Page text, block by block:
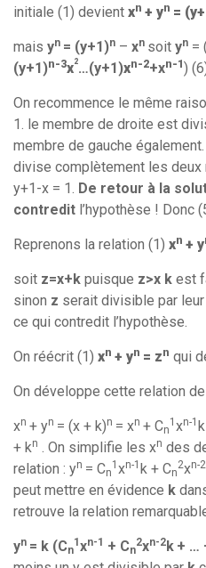
initiale (1) devient xn + yn =
mais yn = (y+1)n – xn soit yn =
(y+1)n-3x2…(y+1)xn-2+xn-1 )
On recommence le même
1. le membre de droite est
membre de gauche
divise complètement les deux
y+1-x = 1. De retour à la
contredit l’hypothèse ! Donc
Reprenons la relation (1) xn + y
soit z=x+k puisque z>x k est
sinon z serait divisible par
ce qui contredit l’hypothèse.
On réécrit (1) xn + yn = zn qui
On développe cette relation
xn + yn = (x + k)n = xn + Cn
1 xn-1
+ kn . On simplifie les xn des
relation : yn = Cn
1 xn-1 k + Cn
2xn-2
peut mettre en évidence k
retrouve la relation
yn = k (Cn
1 xn-1 + Cn
2xn-2k + …